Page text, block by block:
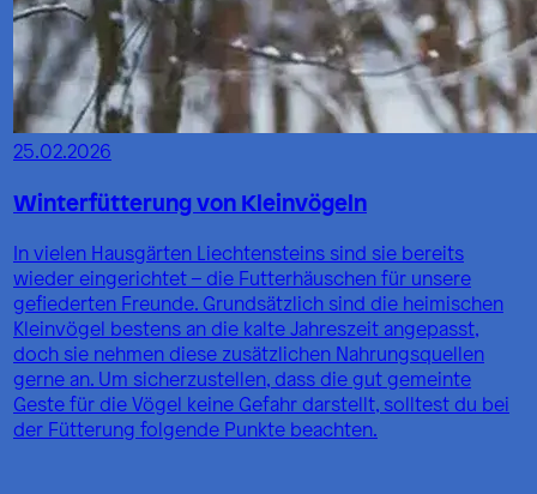
25.02.2026
Winterfütterung von Kleinvögeln
In vielen Hausgärten Liechtensteins sind sie bereits
wieder eingerichtet – die Futterhäuschen für unsere
gefiederten Freunde. Grundsätzlich sind die heimischen
Kleinvögel bestens an die kalte Jahreszeit angepasst,
doch sie nehmen diese zusätzlichen Nahrungsquellen
gerne an. Um sicherzustellen, dass die gut gemeinte
Geste für die Vögel keine Gefahr darstellt, solltest du bei
der Fütterung folgende Punkte beachten.